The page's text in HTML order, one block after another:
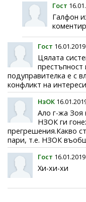
Гост
Галфон
Гост
Цялата
подуправителка е с
конфликт на
НзОК
Ало г-жа Зоя
НЗОК ги
прегрешения.Какво
пари, т.е. НЗОК
Гост
Хи-хи-хи